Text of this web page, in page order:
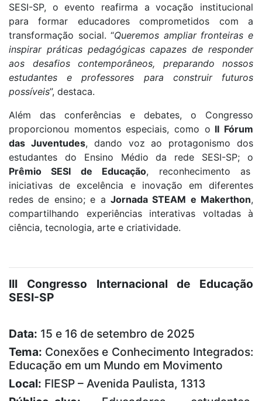
SESI-SP, o evento reafirma a vocação institucional
para formar educadores comprometidos com a
transformação social. “Queremos ampliar fronteiras e
inspirar práticas pedagógicas capazes de responder
aos desafios contemporâneos, preparando nossos
estudantes e professores para construir futuros
possíveis”, destaca.
Além das conferências e debates, o Congresso
proporcionou momentos especiais, como o II Fórum
das Juventudes, dando voz ao protagonismo dos
estudantes do Ensino Médio da rede SESI-SP; o
Prêmio SESI de Educação, reconhecimento as
iniciativas de excelência e inovação em diferentes
redes de ensino; e a Jornada STEAM e Makerthon,
compartilhando experiências interativas voltadas à
ciência, tecnologia, arte e criatividade.
III Congresso Internacional de Educação
SESI-SP
Data: 15 e 16 de setembro de 2025
Tema: Conexões e Conhecimento Integrados:
Educação em um Mundo em Movimento
Local: FIESP – Avenida Paulista, 1313